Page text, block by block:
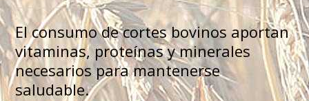
El consumo de cortes bovinos aportan
vitaminas, proteínas y minerales
necesarios para mantenerse
saludable.